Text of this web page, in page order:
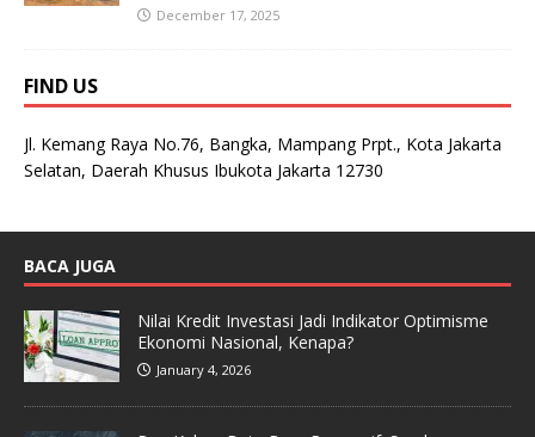
December 17, 2025
FIND US
Jl. Kemang Raya No.76, Bangka, Mampang Prpt., Kota Jakarta
Selatan, Daerah Khusus Ibukota Jakarta 12730
BACA JUGA
Nilai Kredit Investasi Jadi Indikator Optimisme
Ekonomi Nasional, Kenapa?
January 4, 2026